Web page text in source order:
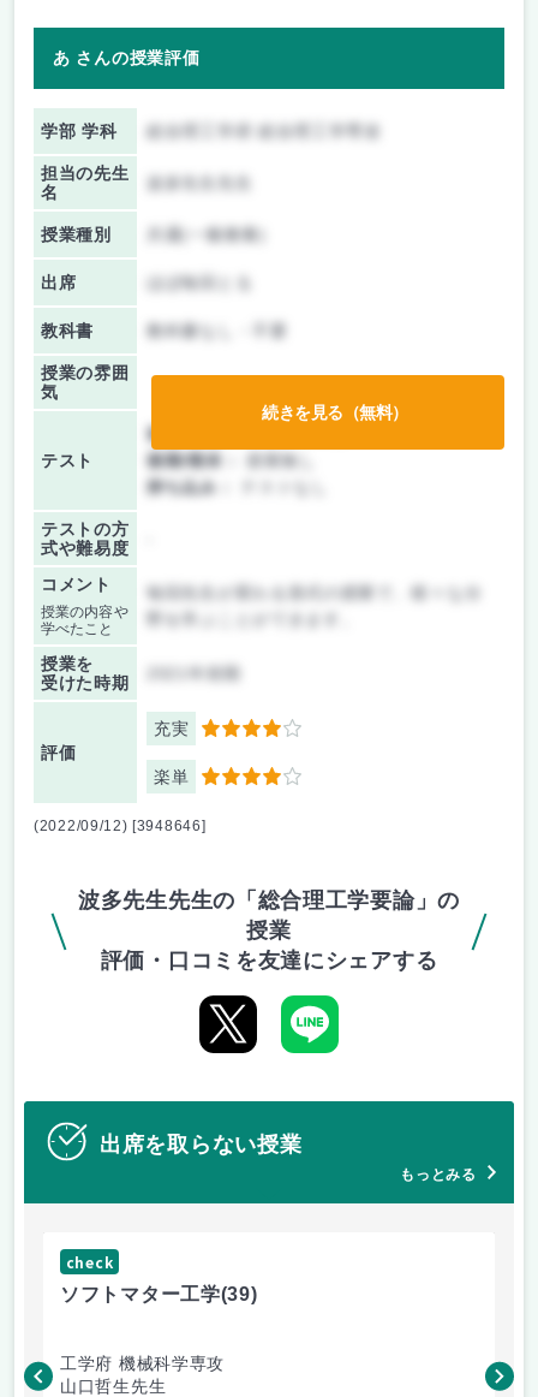
あ さんの授業評価
学部 学科
担当の先生
名
授業種別 共通(一般教養)
出席 ほぼ毎回とる
教科書 教科書なし・不要
授業の雰囲
気
テスト
前期/中間：
後期/期末：
授業無し
持ち込み：
テストの方
式や難易度
コメント
授業の内容や
学べたこと
毎回先生が変わる形式の授業で、様々な分
授業を
受けた時期
評価
充実 4
楽単 4
続きを見る（無料）
(2022/09/12) [3948646]
波多先生先生の「総合理工学要論」の
授業
評価・口コミを友達にシェアする
出席を取らない授業
もっとみる
check
ソフトマター工学(39)
工学府 機械科学専攻
山口哲生先生
鈴